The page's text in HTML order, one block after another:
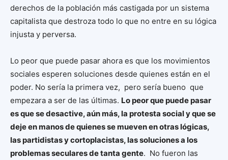
derechos de la población más castigada por un sistema
capitalista que destroza todo lo que no entre en su lógica
injusta y perversa.
Lo peor que puede pasar ahora es que los movimientos
sociales esperen soluciones desde quienes están en el
poder. No sería la primera vez, pero sería bueno que
empezara a ser de las últimas. Lo peor que puede pasar
es que se desactive, aún más, la protesta social y que se
deje en manos de quienes se mueven en otras lógicas,
las partidistas y cortoplacistas, las soluciones a los
problemas seculares de tanta gente. No fueron las